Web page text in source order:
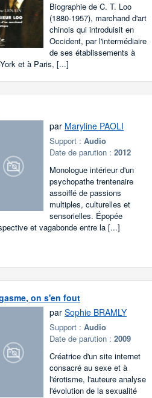
Biographie de C. T. Loo
(1880-1957), marchand d'art
chinois qui introduisit en
Occident, par l'intermédiaire
de ses établissements à
et à Paris, [...]
par Maryline PAOLI
Support :Audio
Date de parution :2012
Monologue intérieur d'un
psychopathe trentenaire
assoiffé de passions
multiples, culturelles et
sensorielles. Épopée
et vagabonde entre la [...]
on s'en fout
parSophie BRAMLY
Support :Audio
Date de parution :2009
Créatrice d'un site internet
consacré au sexe et à
l'érotisme, l'auteure analyse
l'évolution de la sexualité